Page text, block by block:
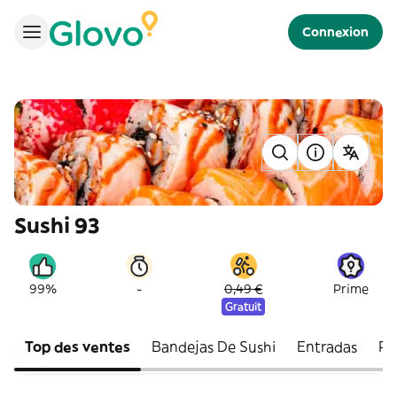
Connexion
Sushi 93
99% - 0,49 €
Gratuit
Prime
Top des ventes Bandejas De Sushi Entradas